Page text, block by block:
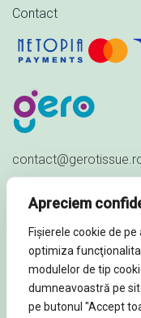
Apreciem
Fișierele cookie de
optimiza
modulelor de tip
dumneavoastră pe
pe butonul "Accept
Contact
Str. Al. Ioan Cuza nr.
Sat Păuleștii Noi,
Prahova - ROMÂNIA